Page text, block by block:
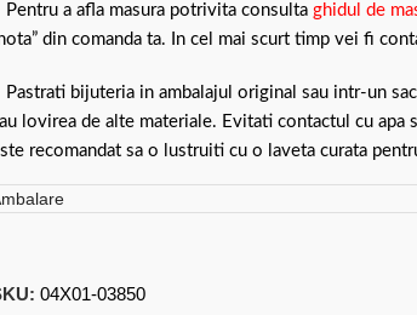
Pentru a afla masura potrivita consulta ghidul de
din comanda ta. In cel mai scurt timp vei fi
Pastrati bijuteria in ambalajul original sau intr-un
lovirea de alte materiale. Evitati contactul cu apa
recomandat sa o lustruiti cu o laveta curata
04X01-03850